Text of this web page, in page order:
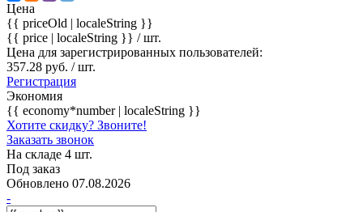
Цена
{{ priceOld | localeString }}
{{ price | localeString }} / шт.
Цена для зарегистрированных пользователей:
357.28 руб. / шт.
Регистрация
Экономия
{{ economy*number | localeString }}
Хотите скидку? Звоните!
Заказать звонок
На складе 4 шт.
Под заказ
Обновлено 07.08.2026
-